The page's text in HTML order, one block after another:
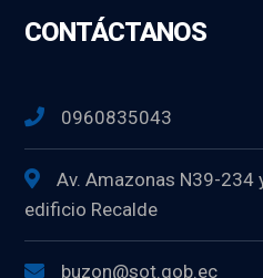
CONTÁCTANOS
0960835043
Av. Amazonas N39-234
edificio Recalde
buzon@sot.gob.ec